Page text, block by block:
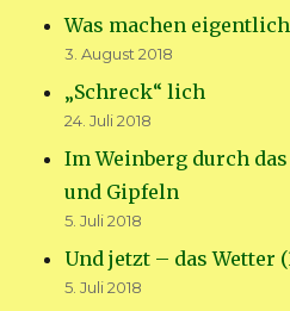
Was machen
3. August 2018
„Schreck“ lich
24. Juli 2018
Im Weinberg durch
und Gipfeln
5. Juli 2018
Und jetzt – das Wetter
5. Juli 2018